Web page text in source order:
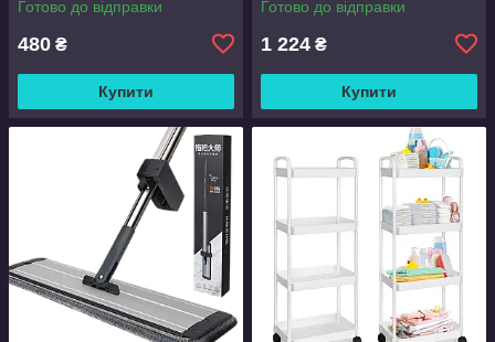
Готово до відправки
480 ₴
Купити
Готово до відправки
1 224 ₴
Купити